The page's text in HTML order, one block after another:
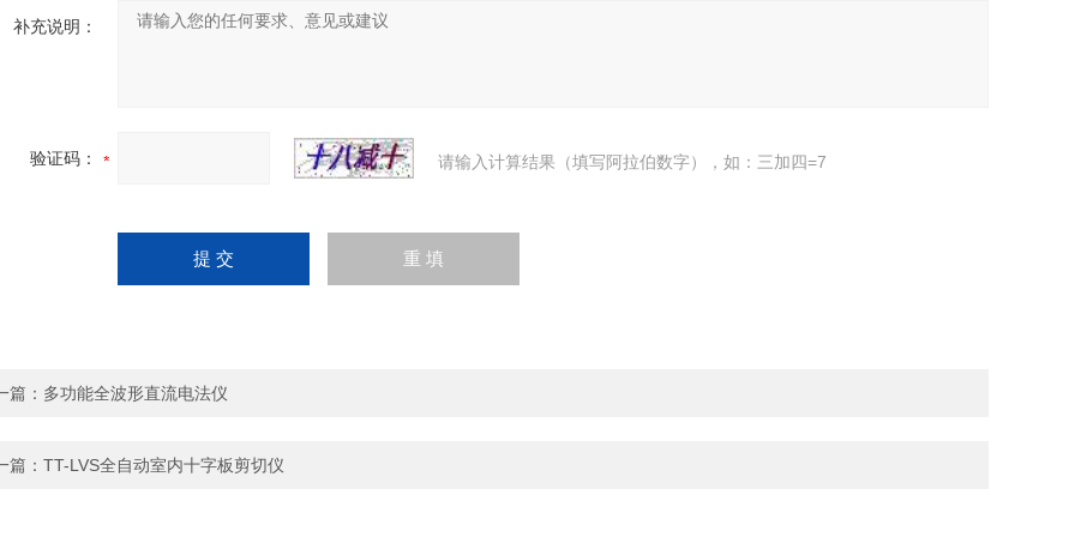
补充说明：
验证码： 请输入计算结果（填写阿拉伯数字），如：三加四=7
篇： 多功能全波形直流电法仪
篇： TT-LVS全自动室内十字板剪切仪